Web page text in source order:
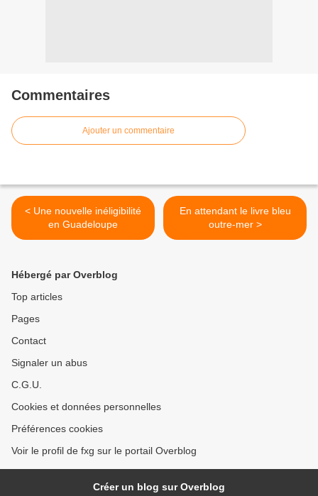
Commentaires
Ajouter un commentaire
< Une nouvelle inéligibilité
en Guadeloupe
En attendant le livre bleu
outre-mer >
Hébergé par Overblog
Top articles
Pages
Contact
Signaler un abus
C.G.U.
Cookies et données personnelles
Préférences cookies
Voir le profil de fxg sur le portail Overblog
Créer un blog sur Overblog